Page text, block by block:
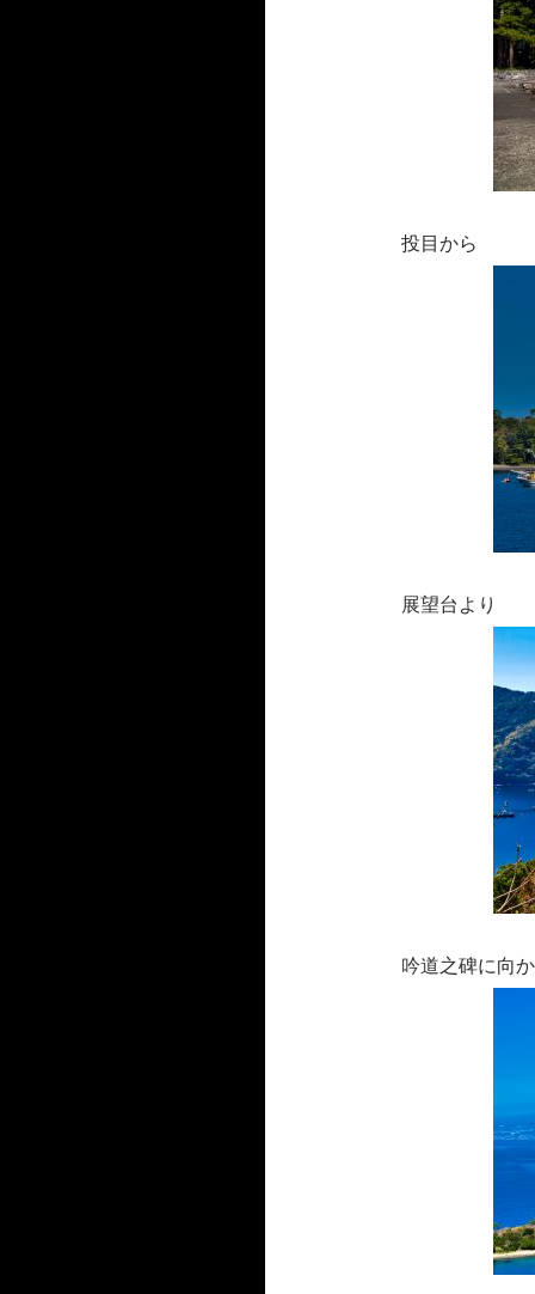
投目から
展望台より
吟道之碑に向